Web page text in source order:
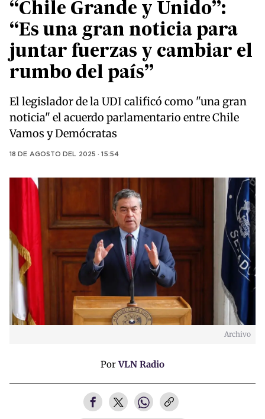
“Chile Grande y Unido”:
“Es una gran noticia para
juntar fuerzas y cambiar el
rumbo del país”
El legislador de la UDI calificó como "una gran
noticia" el acuerdo parlamentario entre Chile
Vamos y Demócratas
18 DE AGOSTO DEL 2025 · 15:54
Archivo
PorVLN Radio